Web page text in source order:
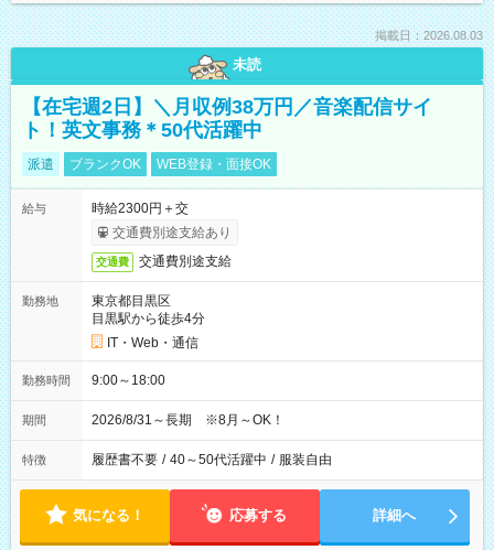
掲載日：2026.08.03
未読
【在宅週2日】＼月収例38万円／音楽配信サイ
ト！英文事務＊50代活躍中
派遣 ブランクOK WEB登録・面接OK
給与
時給2300円＋交
交通費別途支給あり
交通費 交通費別途支給
勤務地
東京都目黒区
目黒駅から徒歩4分
IT・Web・通信
勤務時間 9:00～18:00
期間 2026/8/31～長期 ※8月～OK！
特徴 履歴書不要 / 40～50代活躍中 / 服装自由
気になる！ 応募する 詳細へ